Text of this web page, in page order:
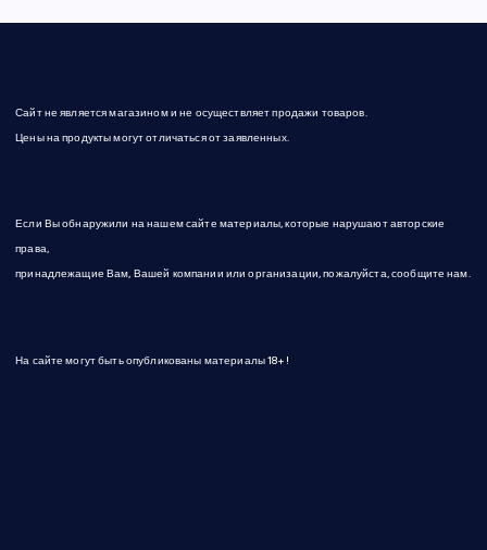
п
с
й
Сайт не является магазином и не осуществляет продажи товаров.
Цены на продукты могут отличаться от заявленных.
Если Вы обнаружили на нашем сайте материалы, которые нарушают авторские
права,
принадлежащие Вам, Вашей компании или организации, пожалуйста, сообщите нам.
На сайте могут быть опубликованы материалы 18+!